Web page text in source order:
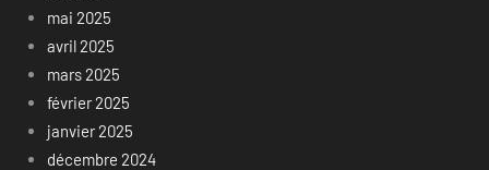
mai 2025
avril 2025
mars 2025
février 2025
janvier 2025
décembre 2024